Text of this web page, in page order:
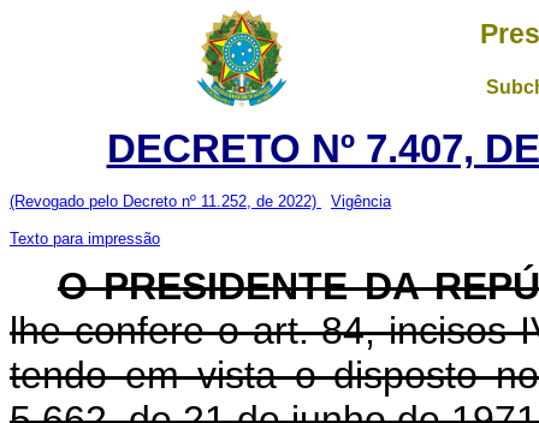
DECRETO Nº 7.407,
(Revogado pelo Decreto nº 11.252, de 2022) Vigência
Texto para impressão
O PRESIDENTE DA
lhe confere o art. 84, incisos
tendo em vista o disposto